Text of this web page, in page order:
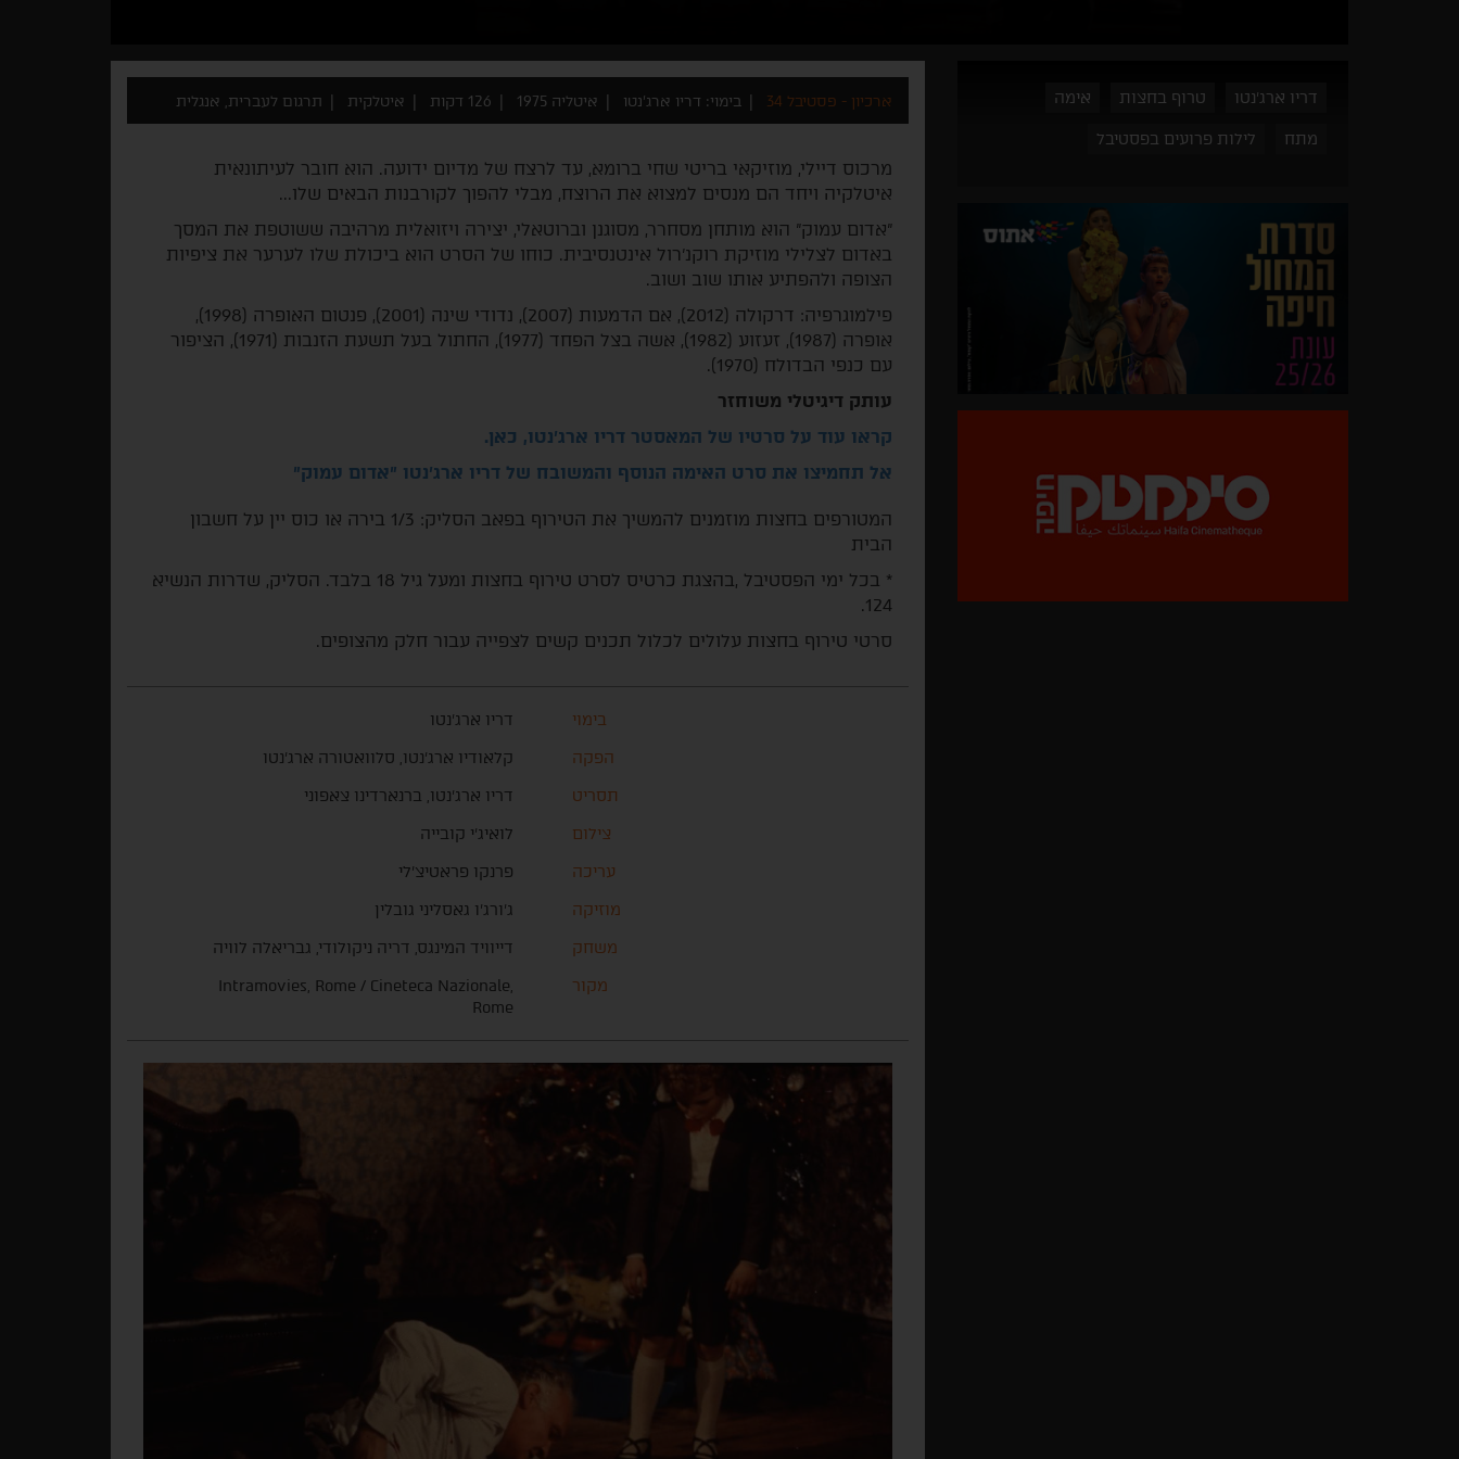
דריו ארג'נטו טרוף בחצות אימה
מתח לילות פרועים בפסטיבל
ארכיון - פסטיבל 34 בימוי: דריו ארג'נטו איטליה 1975 126 דקות איטלקית תרגום לעברית, אנגלית
מרכוס דיילי, מוזיקאי בריטי שחי ברומא, עד לרצח של מדיום ידועה. הוא חובר לעיתונאית
איטלקיה ויחד הם מנסים למצוא את הרוצח, מבלי להפוך לקורבנות הבאים שלו...
"אדום עמוק" הוא מותחן מסחרר, מסוגנן וברוטאלי, יצירה ויזואלית מרהיבה ששוטפת את המסך
באדום לצלילי מוזיקת רוקנ'רול אינטנסיבית. כוחו של הסרט הוא ביכולת שלו לערער את ציפיות
הצופה ולהפתיע אותו שוב ושוב.
פילמוגרפיה: דרקולה (2012), אם הדמעות (2007), נדודי שינה (2001), פנטום האופרה (1998),
אופרה (1987), זעזוע (1982), אשה בצל הפחד (1977), החתול בעל תשעת הזנבות (1971), הציפור
עם כנפי הבדולח (1970).
עותק דיגיטלי משוחזר
קראו עוד על סרטיו של המאסטר דריו ארג'נטו, כאן.
אל תחמיצו את סרט האימה הנוסף והמשובח של דריו ארג'נטו "אדום עמוק"
המטורפים בחצות מוזמנים להמשיך את הטירוף בפאב הסליק: 1/3 בירה או כוס יין על חשבון
הבית
* בכל ימי הפסטיבל ,בהצגת כרטיס לסרט טירוף בחצות ומעל גיל 18 בלבד. הסליק, שדרות הנשיא
124.
סרטי טירוף בחצות עלולים לכלול תכנים קשים לצפייה עבור חלק מהצופים.
בימוי
דריו ארג'נטו
הפקה
קלאודיו ארג'נטו, סלוואטורה ארג'נטו
תסריט
דריו ארג'נטו, ברנארדינו צאפוני
צילום
לואיג'י קובייה
עריכה
פרנקו פראטיצ'לי
מוזיקה
ג'ורג'ו גאסליני גובלין
משחק
דייוויד המינגס, דריה ניקולודי, גבריאלה לוויה
מקור
Intramovies, Rome / Cineteca Nazionale,
Rome